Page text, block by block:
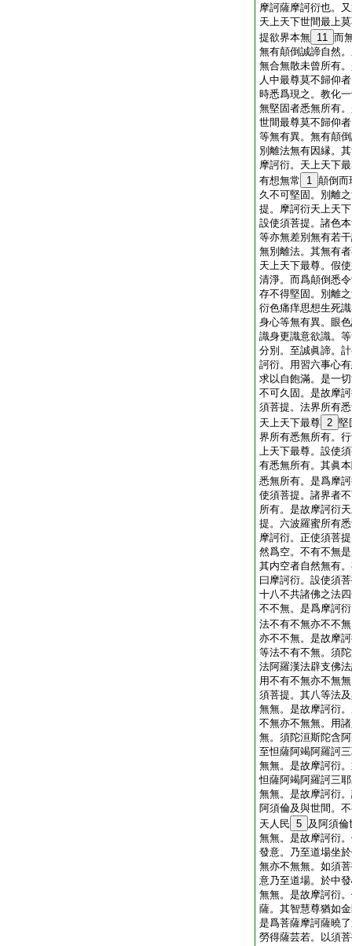
摩訶薩摩訶衍也。
天上天下世間最上
提欲界本無 11 而
無有顛倒誠諦自然
無合無散未曾所有
人中最尊莫不歸仰
時悉爲現之。教化
無堅固者悉無所有
世間最尊莫不歸仰
等無有異。無有顛
別離法無有因縁。
摩訶衍。天上天下
有想無常
1 顛倒而
久不可堅固。別離
提。摩訶衍天上天
設使須菩提。諸色
等亦無差別無有若
無別離法。其無有
天上天下最尊。假
清淨。而爲顛倒悉
存不得堅固。別離
衍色痛痒思想生死
身心等無有異。眼
識身更識意欲識。
分別。至誠眞諦。
訶衍。用習六事心
求以自飽滿。是一
不可久固。是故摩
須菩提。法界所有
天上天下最尊 2 堅
界所有悉無所有。
上天下最尊。設使
有悉無所有。其眞
悉無所有。是爲摩
使須菩提。諸界者
所有。是故摩訶衍
提。六波羅蜜所有
摩訶衍。正使須菩
然爲空。不有不無
其内空者自然無有
曰摩訶衍。設使須
十八不共諸佛之法
不不無。是爲摩訶
法不有不無亦不不
亦不不無。是故摩
等法不有不無。須
法阿羅漢法辟支佛
用不有不無亦不無
須菩提。其八等法
無無。是故摩訶衍
不無亦不無無。用
無。須陀洹斯陀含
至怛薩阿竭阿羅訶
無無。是故摩訶衍
怛薩阿竭阿羅訶三
無無。是故摩訶衍
阿須倫及與世間。
天人民 5 及阿須
無無。是故摩訶衍
發意。乃至道場坐
無亦不無無。如須
意乃至道場。於中
無無。是故摩訶衍
薩。其智慧尊猶如
是爲菩薩摩訶薩曉
勞得薩芸若。以須